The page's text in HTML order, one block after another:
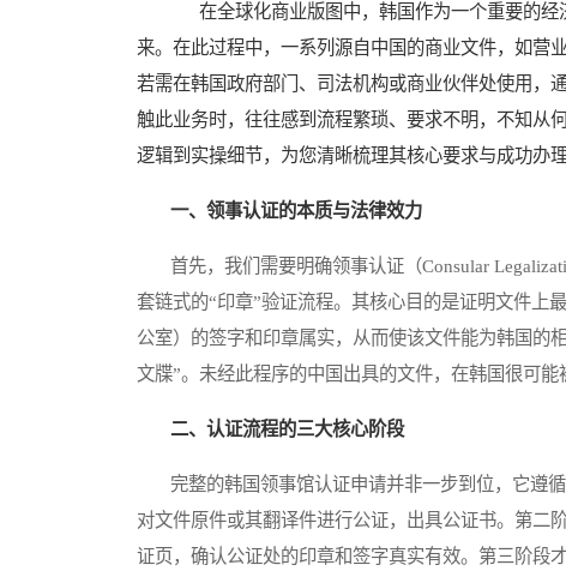
在全球化商业版图中，韩国作为一个重要的经
来。在此过程中，一系列源自中国的商业文件，如营
若需在韩国政府部门、司法机构或商业伙伴处使用，
触此业务时，往往感到流程繁琐、要求不明，不知从
逻辑到实操细节，为您清晰梳理其核心要求与成功办理
一、领事认证的本质与法律效力
首先，我们需要明确领事认证（Consular
套链式的“印章”验证流程。其核心目的是证明文件上
公室）的签字和印章属实，从而使该文件能为韩国的
文牒”。未经此程序的中国出具的文件，在韩国很可
二、认证流程的三大核心阶段
完整的韩国领事馆认证申请并非一步到位，它遵
对文件原件或其翻译件进行公证，出具公证书。第二
证页，确认公证处的印章和签字真实有效。第三阶